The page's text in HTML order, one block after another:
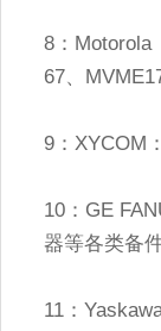
8：Motorola
67、
9：XYCOM
10：GE
器等各类备件
11：